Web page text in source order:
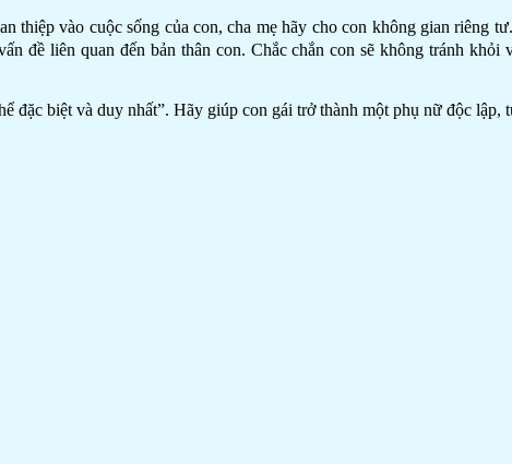
thiệp vào cuộc sống của con, cha mẹ hãy cho con không gian riêng
đề liên quan đến bản thân con. Chắc chắn con sẽ không tránh
đặc biệt và duy nhất”. Hãy giúp con gái trở thành một phụ nữ độc